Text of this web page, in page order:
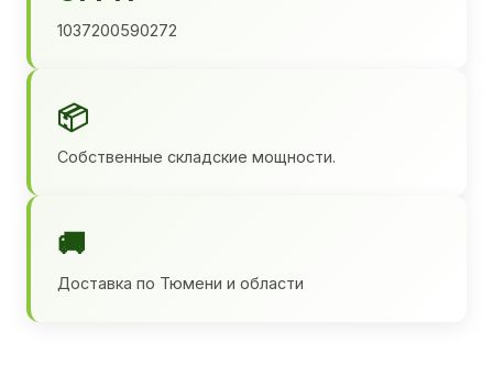
1037200590272
📦
Собственные складские мощности.
🚚
Доставка по Тюмени и области